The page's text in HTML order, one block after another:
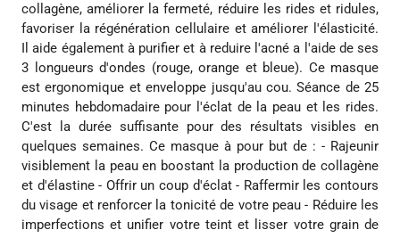
collagène, améliorer la fermeté, réduire les rides et ridules,
favoriser la régénération cellulaire et améliorer l'élasticité.
Il aide également à purifier et à reduire l'acné a l'aide de ses
3 longueurs d'ondes (rouge, orange et bleue). Ce masque
est ergonomique et enveloppe jusqu'au cou. Séance de 25
minutes hebdomadaire pour l'éclat de la peau et les rides.
C'est la durée suffisante pour des résultats visibles en
quelques semaines. Ce masque à pour but de : - Rajeunir
visiblement la peau en boostant la production de collagène
et d'élastine - Offrir un coup d'éclat - Raffermir les contours
du visage et renforcer la tonicité de votre peau - Réduire les
imperfections et unifier votre teint et lisser votre grain de